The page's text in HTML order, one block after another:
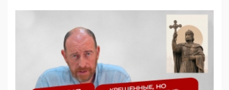
деятельность ИИТО ЮНЕСКО в России, но
цифроглобалисты продолжают определять
повестку в образовании
09:43, 01 Июня 2026
5G за счет здоровья граждан: Минцифры намерено
отобрать у регионов и муниципалитетов право
защищать жилые дома и социальные объекты от